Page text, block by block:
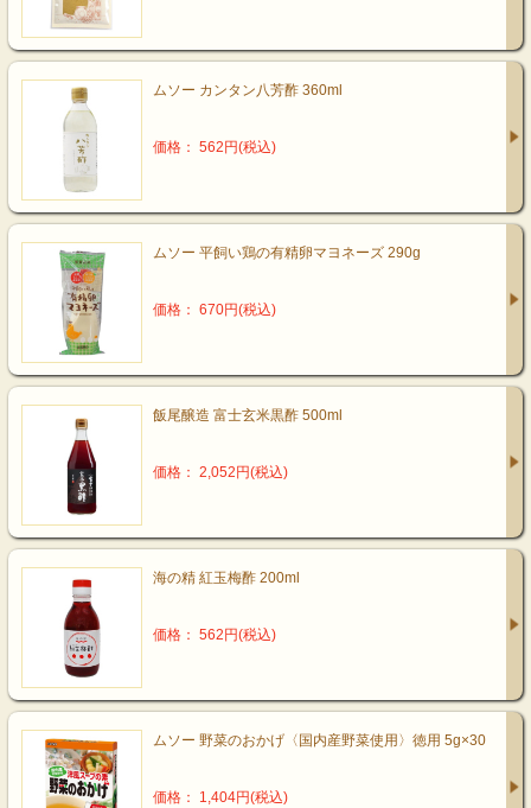
ムソー カンタン八芳酢 360ml
価格： 562円(税込)
ムソー 平飼い鶏の有精卵マヨネーズ 290g
価格： 670円(税込)
飯尾醸造 富士玄米黒酢 500ml
価格： 2,052円(税込)
海の精 紅玉梅酢 200ml
価格： 562円(税込)
ムソー 野菜のおかげ〈国内産野菜使用〉徳用 5g×30
価格： 1,404円(税込)